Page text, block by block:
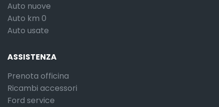
Auto nuove
Auto km 0
Auto usate
ASSISTENZA
Prenota officina
Ricambi accessori
Ford service